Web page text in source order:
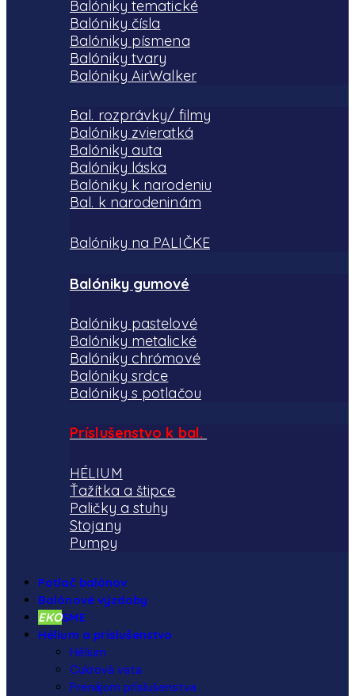
Balóniky tematické
Balóniky čísla
Balóniky písmena
Balóniky tvary
Balóniky AirWalker
Bal. rozprávky/ filmy
Balóniky zvieratká
Balóniky auta
Balóniky láska
Balóniky k narodeniu
Bal. k narodeninám
Balóniky na PALIČKE
Balóniky gumové
Balóniky pastelové
Balóniky metalické
Balóniky chrómové
Balóniky srdce
Balóniky s potlačou
Príslušenstvo k bal.
HÉLIUM
Ťažítka a štipce
Paličky a stuhy
Stojany
Pumpy
Potlač balónov
Balónové výzdoby
EKOSME
Hélium a príslušenstvo
Hélium
Cukrová vata
Prenájom príslušenstva